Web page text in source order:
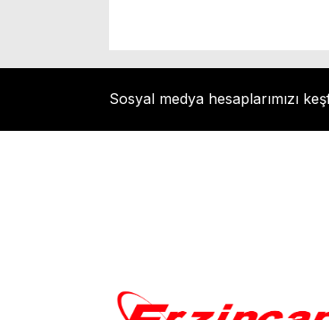
Sosyal medya hesaplarımızı